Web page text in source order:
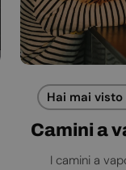
Hai mai
Camini a
I camini a